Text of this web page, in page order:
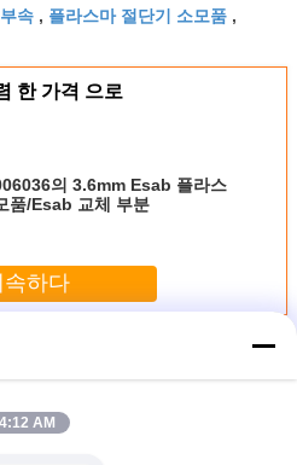
속 , 플라스마 절단기 소모품 ,
한 가격 으로
의 3.6mm Esab 플라스
품/Esab 교체 부분
속하다
소모품
4:12 AM